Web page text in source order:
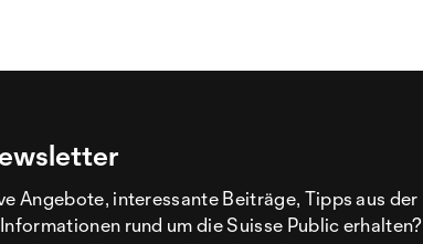
Angebote, interessante Beiträge, Tipps aus der
rund um die Suisse Public erhalten?